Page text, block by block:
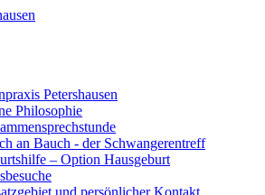
Petershausen
Philosophie
an Bauch - der Schwangerentreff
– Option Hausgeburt
und persönlicher Kontakt